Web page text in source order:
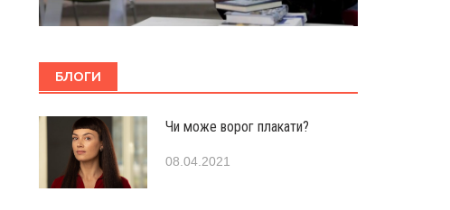
БЛОГИ
Чи може ворог плакати?
08.04.2021